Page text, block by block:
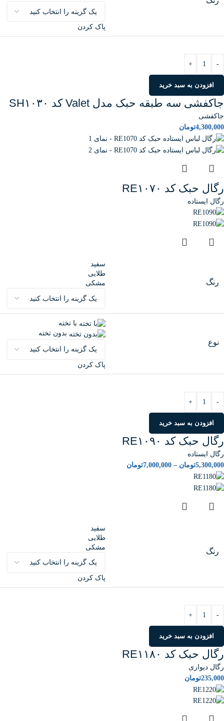
پاک کردن
-
+
افزودن به سبد خرید
جاکفشی سه طبقه حبک مدل Valet کد SH۱۰۳۰
جاکفشی
4,300,000تومان
رگال حبک کد RE۱۰۷۰
رگال ایستاده
رنگ
سفید
طلایی
مشکی
نوع
با تخته
بدون تخته
پاک کردن
-
+
افزودن به سبد خرید
رگال حبک کد RE۱۰۹۰
رگال ایستاده
5,300,000تومان –
7,000,000تومان
رنگ
سفید
طلایی
مشکی
پاک کردن
-
+
افزودن به سبد خرید
رگال حبک کد RE۱۱۸۰
رگال دیواری
235,000تومان